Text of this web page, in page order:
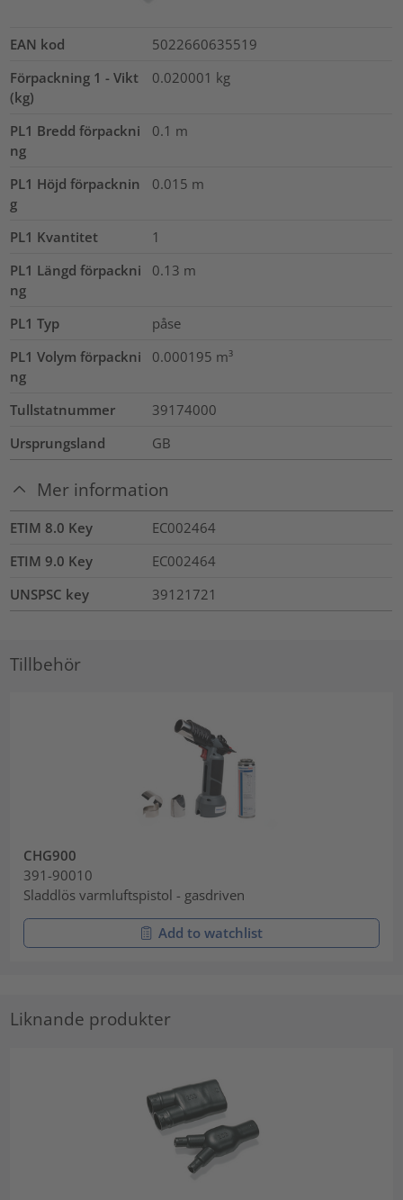
EAN kod
5022660635519
Förpackning 1 - Vikt
(kg)
0.020001 kg
PL1 Bredd förpackni
ng
0.1 m
PL1 Höjd förpacknin
g
0.015 m
PL1 Kvantitet
1
PL1 Längd förpackni
ng
0.13 m
PL1 Typ
påse
PL1 Volym förpackni
ng
0.000195 m³
Tullstatnummer
39174000
Ursprungsland
GB
Mer information
ETIM 8.0 Key
EC002464
ETIM 9.0 Key
EC002464
UNSPSC key
39121721
Tillbehör
CHG900
391-90010
Sladdlös varmluftspistol - gasdriven
Add to watchlist
Liknande produkter